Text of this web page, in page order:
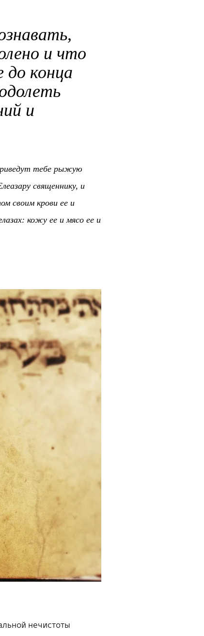
и что
конца
и
тебе рыжую
священнику, и
своим крови ее и
кожу ее и мясо ее и
нечистоты